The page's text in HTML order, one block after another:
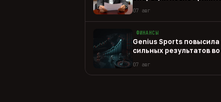
07 авг
ФИНАНСЫ
Genius Sports
сильных результатов
07 авг